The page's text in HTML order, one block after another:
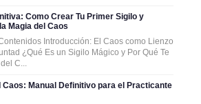
Como Crear Tu Primer Sigilo y
Magia del Caos
Introducción: El Caos como Lienzo
¿Qué Es un Sigilo Mágico y Por Qué Te
C...
Caos: Manual Definitivo para el Practicante